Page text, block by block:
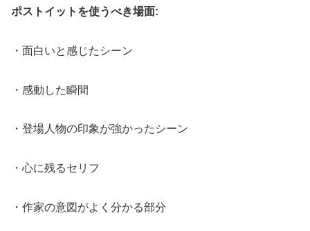
ポストイットを使うべき場面:
・面白いと感じたシーン
・感動した瞬間
・登場人物の印象が強かったシーン
・心に残るセリフ
・作家の意図がよく分かる部分